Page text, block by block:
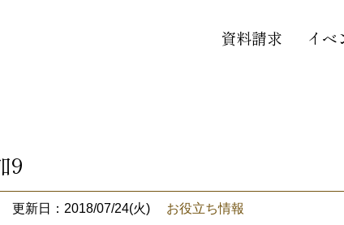
資料請求 イベ
9
更新日：2018/07/24(火) お役立ち情報